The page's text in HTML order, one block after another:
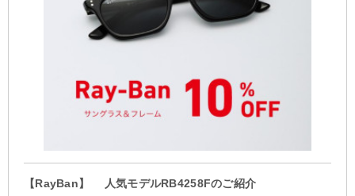
【RayBan】 人気モデルRB4258Fのご紹介